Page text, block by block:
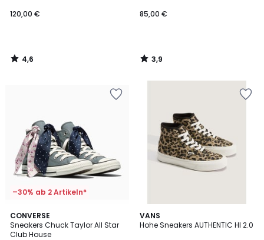
120,00 €
4,6
/
85,00 €
3,9
/
–30% ab 2 Artikeln*
CONVERSE
Sneakers Chuck Taylor All Star
Club House
5
/
5
VANS
Hohe Sneakers AUTHENTIC HI 2.0